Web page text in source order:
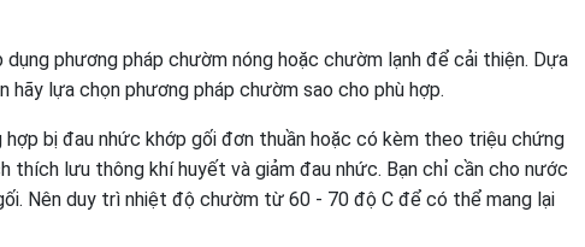
phương pháp chườm nóng hoặc chườm lạnh để cải thiện. Dựa
hãy lựa chọn phương pháp chườm sao cho phù hợp.
bị đau nhức khớp gối đơn thuần hoặc có kèm theo triệu chứng
thích lưu thông khí huyết và giảm đau nhức. Bạn chỉ cần cho nước
Nên duy trì nhiệt độ chườm từ 60 - 70 độ C để có thể mang lại